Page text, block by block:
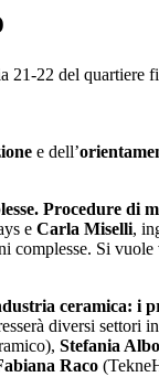
21-22 del
e dell’
Procedure di
e Carla Miselli,
Si vuole
ceramica:
diversi settori
Stefania
Raco